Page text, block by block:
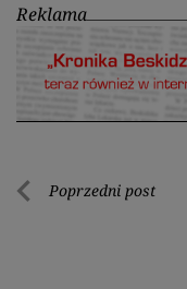
Reklama
Nawigacja
Poprzedni post